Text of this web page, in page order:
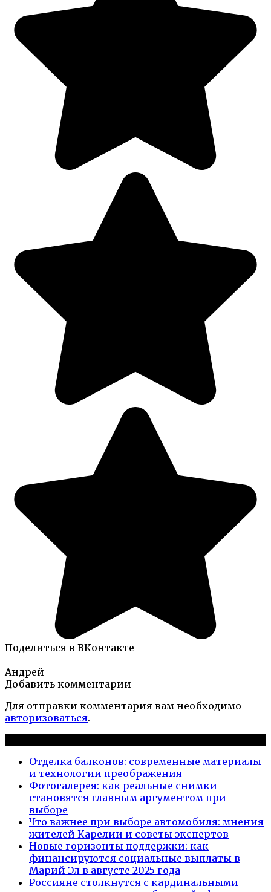
Поделиться в ВКонтакте
Андрей
Добавить комментарии
Для отправки комментария вам необходимо
авторизоваться.
Отделка балконов: современные материалы
и технологии преображения
Фотогалерея: как реальные снимки
становятся главным аргументом при
выборе
Что важнее при выборе автомобиля: мнения
жителей Карелии и советы экспертов
Новые горизонты поддержки: как
финансируются социальные выплаты в
Марий Эл в августе 2025 года
Россияне столкнутся с кардинальными